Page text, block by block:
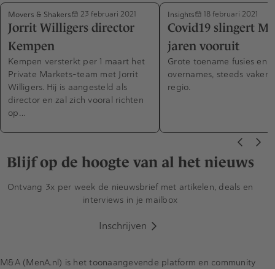
Movers & Shakers 23 februari 2021
Jorrit Willigers director
Kempen
Kempen versterkt per 1 maart het
Private Markets-team met Jorrit
Willigers. Hij is aangesteld als
director en zal zich vooral richten
op…
Insights 18 februari 2021
Covid19 slingert
jaren vooruit
Grote toename fusies en
overnames, steeds vaker
regio.
Blijf op de hoogte van al het nieuws
Ontvang 3x per week de nieuwsbrief met artikelen, deals en
interviews in je mailbox
Inschrijven
M&A (MenA.nl) is het toonaangevende platform en community